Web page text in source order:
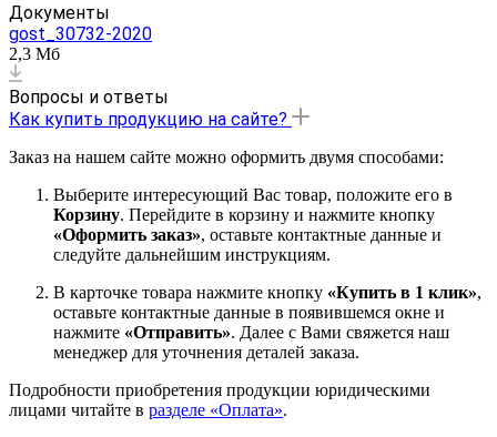
Документы
gost_30732-2020
2,3 Мб
Вопросы и ответы
Как купить продукцию на сайте?
Заказ на нашем сайте можно оформить двумя способами:
Выберите интересующий Вас товар, положите его в
Корзину. Перейдите в корзину и нажмите кнопку
«Оформить заказ», оставьте контактные данные и
следуйте дальнейшим инструкциям.
В карточке товара нажмите кнопку «Купить в 1 клик»,
оставьте контактные данные в появившемся окне и
нажмите «Отправить». Далее с Вами свяжется наш
менеджер для уточнения деталей заказа.
Подробности приобретения продукции юридическими
лицами читайте в разделе «Оплата».